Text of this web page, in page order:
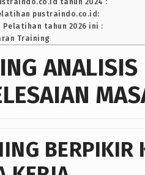
pustraindo.co.id:
Pelatihan tahun 2026 ini :
Training
ANALISIS
BERPIKIR